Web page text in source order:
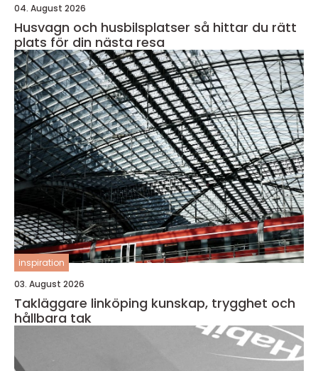
04. August 2026
Husvagn och husbilsplatser så hittar du rätt
plats för din nästa resa
inspiration
03. August 2026
Takläggare linköping kunskap, trygghet och
hållbara tak